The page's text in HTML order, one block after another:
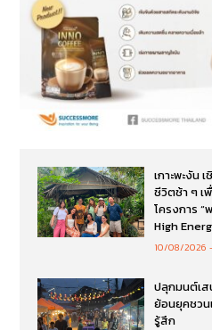
เกาะพะงัน
ชีวิตช้า ๆ
โครงการ
High
10/08/2026
ปลุกมนต์เส
ย้อนยุคชวน
รู้สึก